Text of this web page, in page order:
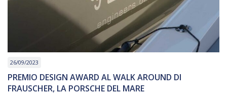
26/09/2023
PREMIO DESIGN AWARD AL WALK AROUND DI
FRAUSCHER, LA PORSCHE DEL MARE